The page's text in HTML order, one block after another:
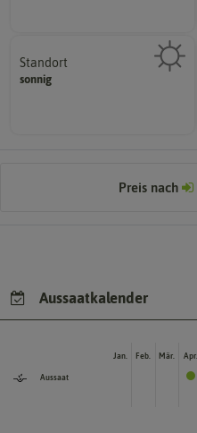
Standort
sonnig
Pflanze? (schattig, halbschattig,
sonnig, vollsonnig)
Preis nach
Aussaatkalender
Aussaat
Jan. Feb. Mär. Apr.